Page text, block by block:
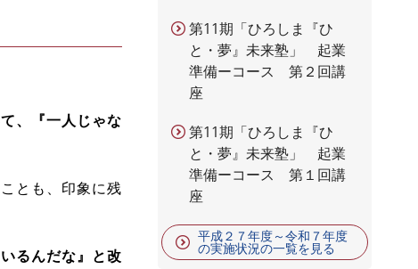
、『一人じゃな
とも、印象に残
るんだな』と改
第11期「ひろしま『ひ
と・夢』未来塾」 起業
準備ーコース 第２回講
座
第11期「ひろしま『ひ
と・夢』未来塾」 起業
準備ーコース 第１回講
座
平成２７年度～令和７年度
の実施状況の一覧を見る